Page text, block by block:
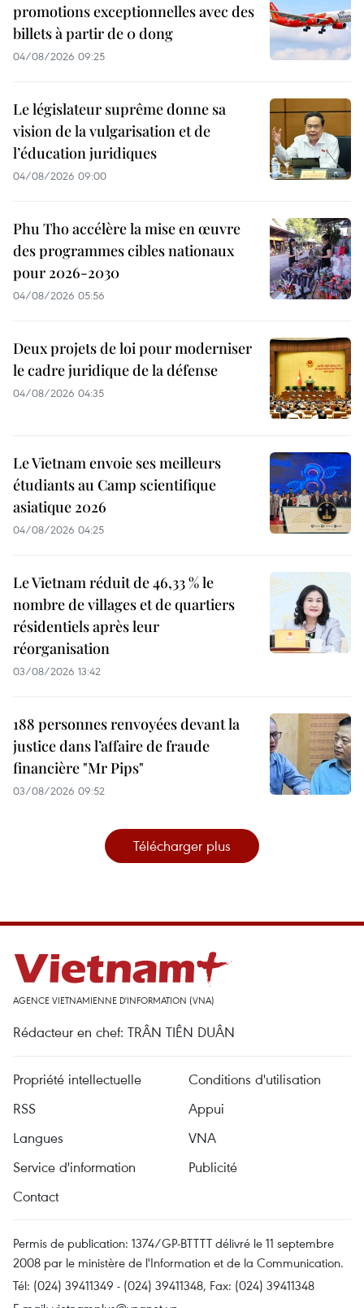
promotions exceptionnelles avec des
billets à partir de 0 dong
04/08/2026 09:25
Le législateur suprême donne sa
vision de la vulgarisation et de
l’éducation juridiques
04/08/2026 09:00
Phu Tho accélère la mise en œuvre
des programmes cibles nationaux
pour 2026-2030
04/08/2026 05:56
Deux projets de loi pour moderniser
le cadre juridique de la défense
04/08/2026 04:35
Le Vietnam envoie ses meilleurs
étudiants au Camp scientifique
asiatique 2026
04/08/2026 04:25
Le Vietnam réduit de 46,33 % le
nombre de villages et de quartiers
résidentiels après leur
réorganisation
03/08/2026 13:42
188 personnes renvoyées devant la
justice dans l’affaire de fraude
financière "Mr Pips"
03/08/2026 09:52
Télécharger plus
AGENCE VIETNAMIENNE D'INFORMATION (VNA)
Rédacteur en chef: TRÂN TIÊN DUÂN
Propriété intellectuelle
Conditions d'utilisation
RSS
Appui
Langues
VNA
Service d'information
Publicité
Contact
Permis de publication: 1374/GP-BTTTT délivré le 11 septembre
2008 par le ministère de l'Information et de la Communication.
Tél: (024) 39411349 - (024) 39411348, Fax: (024) 39411348